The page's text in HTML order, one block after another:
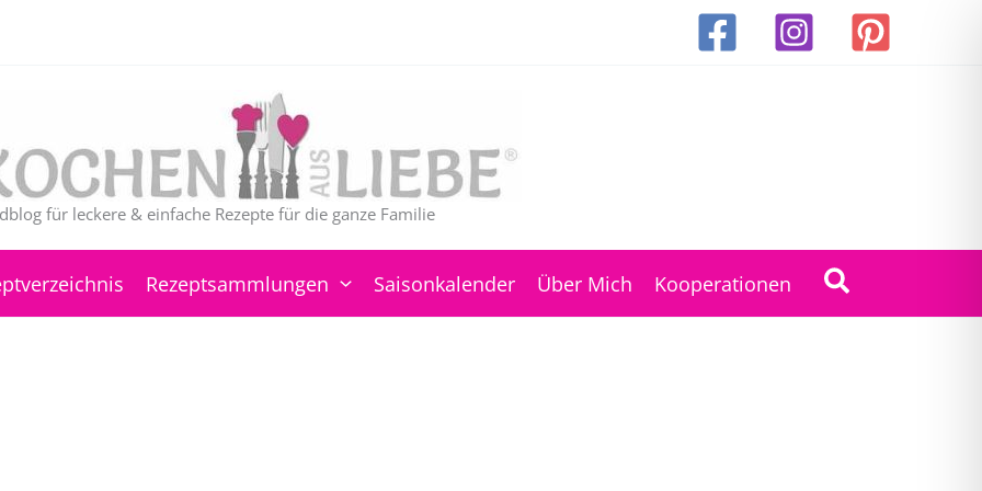
für leckere & einfache Rezepte für die ganze Familie
Rezeptsammlungen Saisonkalender Über Mich Kooperationen Suchen